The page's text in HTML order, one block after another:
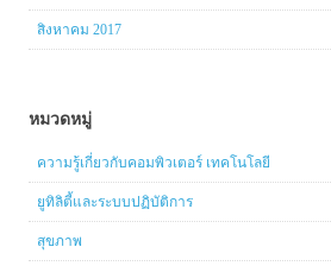
สิงหาคม 2017
หมวดหมู่
ความรู้เกี่ยวกับคอมพิวเตอร์ เทคโนโลยี
ยูทิลิตี้และระบบปฏิบัติการ
สุขภาพ